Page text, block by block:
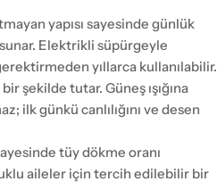
yapısı sayesinde günlük
Elektrikli süpürgeyle
yıllarca kullanılabilir.
şekilde tutar. Güneş ışığına
ilk günkü canlılığını ve desen
tüy dökme oranı
aileler için tercih edilebilir bir